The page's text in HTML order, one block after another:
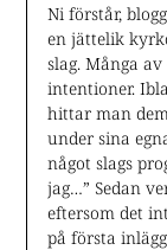
Ni förstår,
en jättelik
slag. Många
intentioner.
hittar man
under sina
något slags
jag…” Sedan
eftersom det
på första